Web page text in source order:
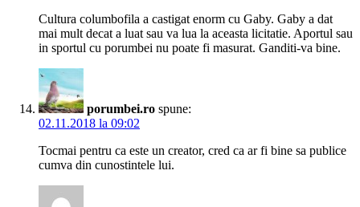
Cultura columbofila a castigat enorm cu Gaby. Gaby a dat
mai mult decat a luat sau va lua la aceasta licitatie. Aportul sau
in sportul cu porumbei nu poate fi masurat. Ganditi-va bine.
porumbei.ro spune:
02.11.2018 la 09:02
Tocmai pentru ca este un creator, cred ca ar fi bine sa publice
cumva din cunostintele lui.